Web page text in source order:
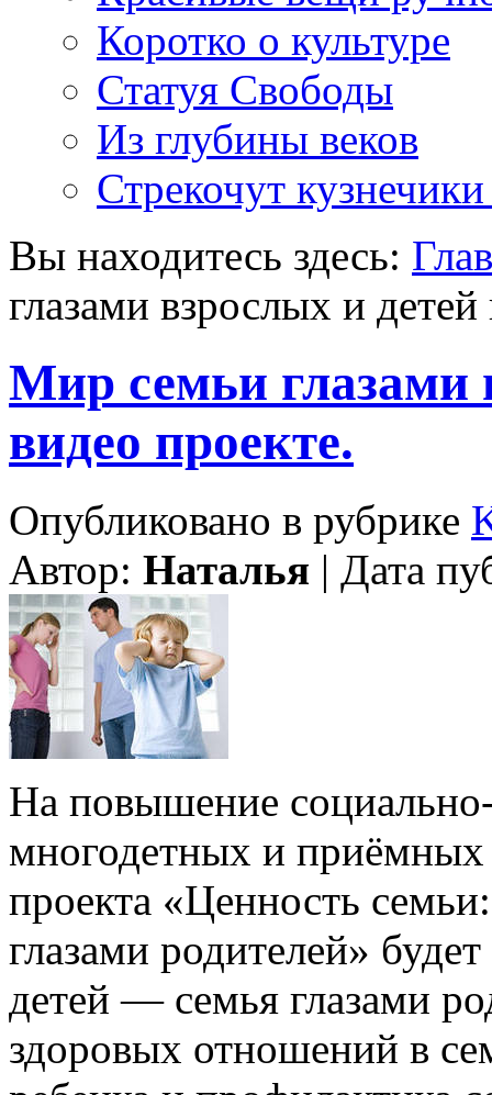
Коротко о культуре
Статуя Свободы
Из глубины веков
Стрекочут
Вы находитесь здесь:
глазами взрослых и
Мир семьи глазами
видео проекте.
Опубликовано в рубрике
Автор: Наталья | Дата
На повышение социально-
многодетных и приёмных
проекта «Ценность семьи:
глазами родителей»
детей — семья глазами
здоровых отношений в